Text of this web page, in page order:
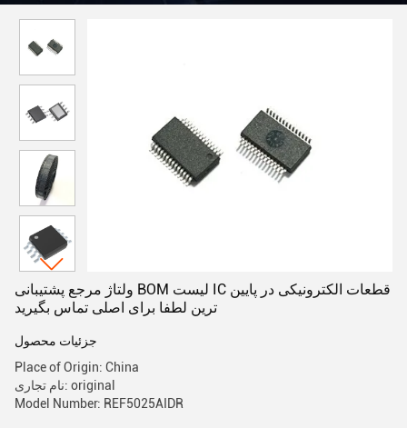
ولتاژ مرجع پشتیبانی BOM لیست IC قطعات الکترونیکی در پایین
ترین لطفا برای اصلی تماس بگیرید
جزئیات محصول
Place of Origin: China
نام تجاری: original
Model Number: REF5025AIDR